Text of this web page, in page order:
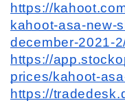
https://
kahoot-asa-new-
december-2021-
https://
prices/kahoot-
https://